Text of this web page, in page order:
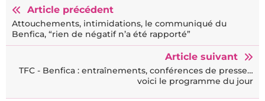
Article précédent
Attouchements, intimidations, le communiqué du
Benfica, “rien de négatif n’a été rapporté”
Article suivant
TFC - Benfica : entraînements, conférences de presse…
voici le programme du jour